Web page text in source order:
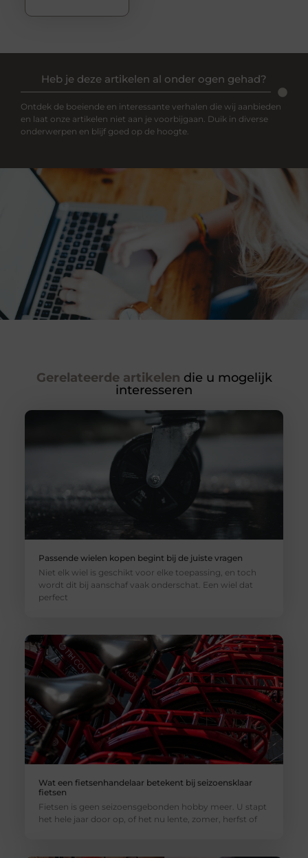
Heb je deze artikelen al onder ogen gehad?
Ontdek de boeiende en interessante verhalen die wij aanbieden
en laat onze artikelen niet aan je voorbijgaan. Duik in diverse
onderwerpen en blijf goed op de hoogte.
Gerelateerde artikelen die u mogelijk
interesseren
Passende wielen kopen begint bij de juiste vragen
Niet elk wiel is geschikt voor elke toepassing, en toch
wordt dit bij aanschaf vaak onderschat. Een wiel dat
perfect
Wat een fietsenhandelaar betekent bij seizoensklaar
fietsen
Fietsen is geen seizoensgebonden hobby meer. U stapt
het hele jaar door op, of het nu lente, zomer, herfst of